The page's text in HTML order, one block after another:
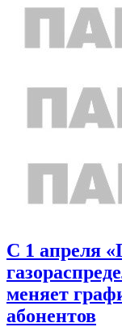
С 1 апреля
меняет
абонентов